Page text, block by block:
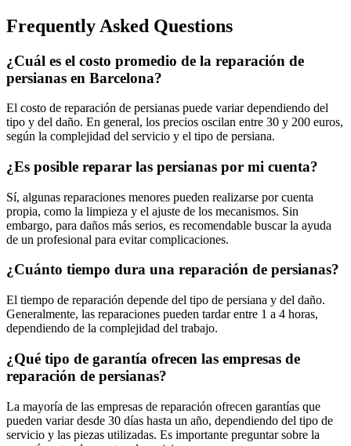
Frequently Asked Questions
¿Cuál es el costo promedio de la reparación de
persianas en Barcelona?
El costo de reparación de persianas puede variar dependiendo del
tipo y del daño. En general, los precios oscilan entre 30 y 200 euros,
según la complejidad del servicio y el tipo de persiana.
¿Es posible reparar las persianas por mi cuenta?
Sí, algunas reparaciones menores pueden realizarse por cuenta
propia, como la limpieza y el ajuste de los mecanismos. Sin
embargo, para daños más serios, es recomendable buscar la ayuda
de un profesional para evitar complicaciones.
¿Cuánto tiempo dura una reparación de persianas?
El tiempo de reparación depende del tipo de persiana y del daño.
Generalmente, las reparaciones pueden tardar entre 1 a 4 horas,
dependiendo de la complejidad del trabajo.
¿Qué tipo de garantía ofrecen las empresas de
reparación de persianas?
La mayoría de las empresas de reparación ofrecen garantías que
pueden variar desde 30 días hasta un año, dependiendo del tipo de
servicio y las piezas utilizadas. Es importante preguntar sobre la